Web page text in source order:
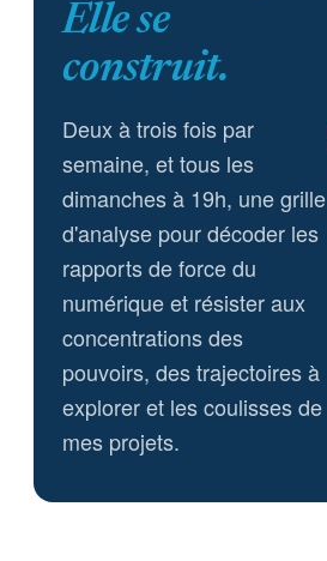
Elle se
construit.
Deux à trois fois par
semaine, et tous les
dimanches à 19h, une grille
d'analyse pour décoder les
rapports de force du
numérique et résister aux
concentrations des
pouvoirs, des trajectoires à
explorer et les coulisses de
mes projets.